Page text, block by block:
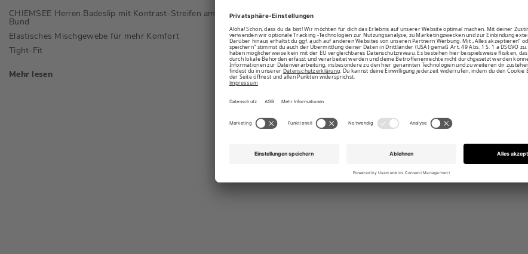
CHIEMSEE Herren Badeslip mit Kontrast-Streifen am
Bund
Elastisches Mischgewebe für mehr Komfort
Tight-Fit
Mit hohem Beinausschnitt
Vorderfutter und Außen-Kordelzug
Mehr lesen